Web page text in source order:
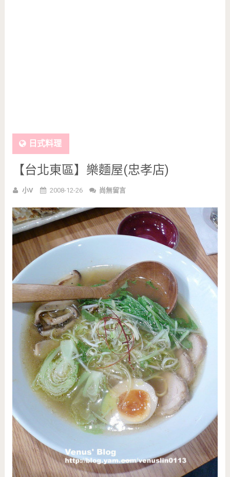
日式料理
【台北東區】樂麵屋(忠孝店)
小V 2008-12-26 尚無留言